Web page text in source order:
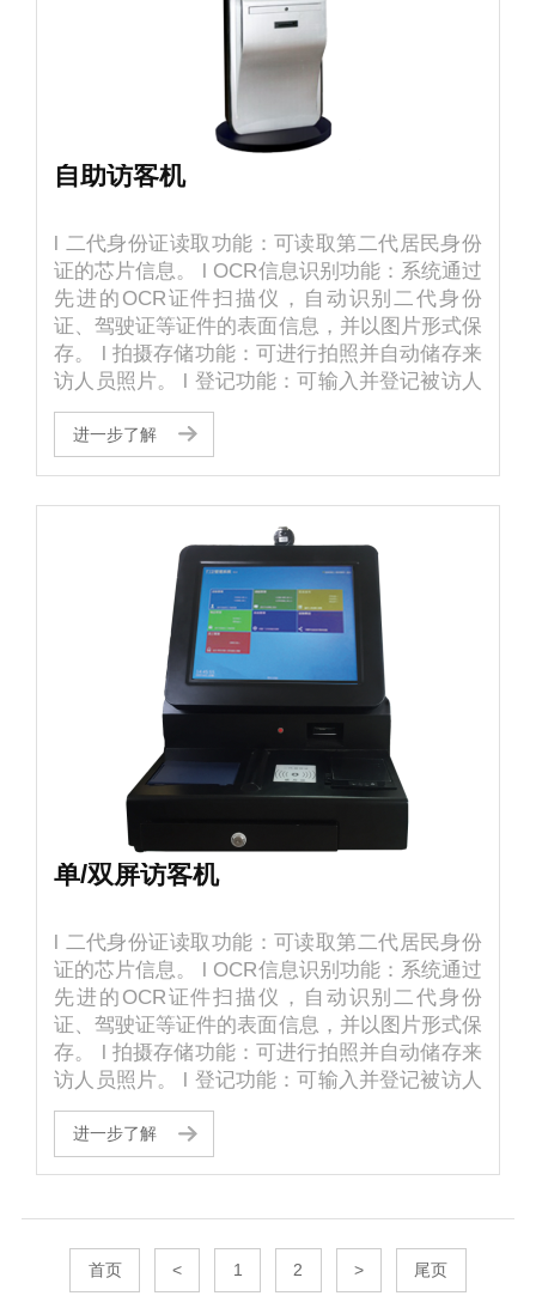
自助访客机
l 二代身份证读取功能：可读取第二代居民身份
证的芯片信息。 l OCR信息识别功能：系统通过
先进的OCR证件扫描仪，自动识别二代身份
证、驾驶证等证件的表面信息，并以图片形式保
存。 l 拍摄存储功能：可进行拍照并自动储存来
访人员照片。 l 登记功能：可输入并登记被访人
信息，如被访人信息、来访信息、车辆、携带物
等登记。前端登记设备和后台管理可分开布置。
l 电话拨号：一键拨号、智能语音提醒、数字键
进一步了解
单/双屏访客机
l 二代身份证读取功能：可读取第二代居民身份
证的芯片信息。 l OCR信息识别功能：系统通过
先进的OCR证件扫描仪，自动识别二代身份
证、驾驶证等证件的表面信息，并以图片形式保
存。 l 拍摄存储功能：可进行拍照并自动储存来
访人员照片。 l 登记功能：可输入并登记被访人
信息，如被访人信息、来访信息、车辆、携带物
等登记。前端登记设备和后台管理可分开布置。
l 电话拨号：一键拨号、智能语音提醒、数字键
操作。 型号：CS-FK2610
进一步了解
首页 < 1 2 > 尾页